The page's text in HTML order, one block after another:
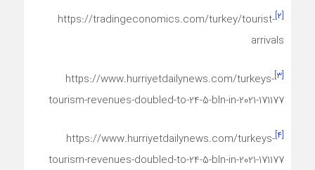
[۲] https://tradingeconomics.com/turkey/tourist-
arrivals
[۳] https://www.hurriyetdailynews.com/turkeys-
tourism-revenues-doubled-to-24-5-bln-in-2021-171177
[۴] https://www.hurriyetdailynews.com/turkeys-
tourism-revenues-doubled-to-24-5-bln-in-2021-171177